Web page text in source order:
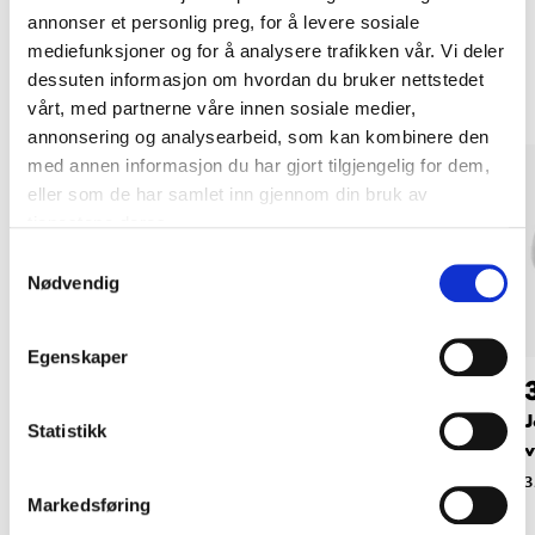
annonser et personlig preg, for å levere sosiale
mediefunksjoner og for å analysere trafikken vår. Vi deler
dessuten informasjon om hvordan du bruker nettstedet
vårt, med partnerne våre innen sosiale medier,
annonsering og analysearbeid, som kan kombinere den
med annen informasjon du har gjort tilgjengelig for dem,
eller som de har samlet inn gjennom din bruk av
Nødvendig
Egenskaper
Statistikk
Markedsføring
Andre kunder har også kjøpt
Jordet skjøtekontakt,